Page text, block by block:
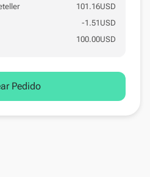
101.16USD
-1.51 USD
100.00USD
Pedido